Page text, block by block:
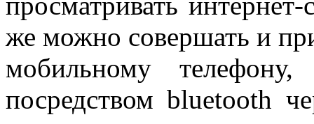
же можно совершать и
мобильному телефону,
посредством bluetooth